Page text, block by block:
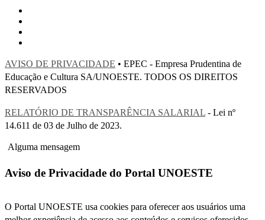
AVISO DE PRIVACIDADE • EPEC - Empresa Prudentina de
Educação e Cultura SA/UNOESTE. TODOS OS DIREITOS
RESERVADOS
RELATÓRIO DE TRANSPARÊNCIA SALARIAL - Lei nº
14.611 de 03 de Julho de 2023.
Alguma mensagem
Aviso de Privacidade do Portal UNOESTE
O Portal UNOESTE usa cookies para oferecer aos usuários uma